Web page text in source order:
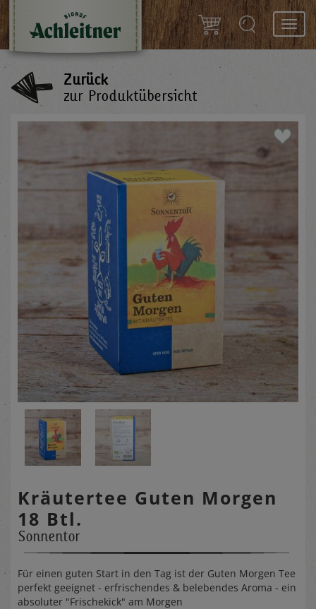
Zurück
zur Produktübersicht
Kräutertee Guten Morgen
18 Btl.
Sonnentor
Für einen guten Start in den Tag ist der Guten Morgen Tee
perfekt geeignet - erfrischendes & belebendes Aroma - ein
absoluter "Frischekick" am Morgen